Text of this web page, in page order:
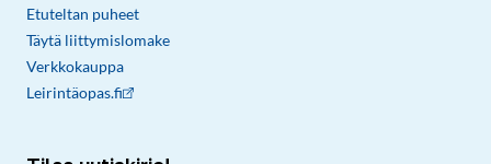
Etuteltan puheet
Täytä liittymislomake
Verkkokauppa
Leirintäopas.fi